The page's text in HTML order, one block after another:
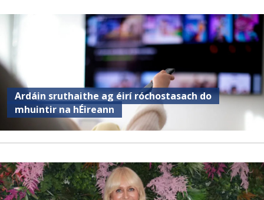
Ardáin sruthaithe ag éirí róchostasach do
mhuintir na hÉireann